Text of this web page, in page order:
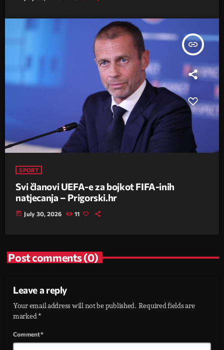
insert_link
SPORT
Svi članovi UEFA-e za bojkot FIFA-inih
natjecanja – Prigorski.hr
today July 30, 2026 11
Post comments (0)
Leave a reply
Your email address will not be published. Required fields are
marked *
Comment*